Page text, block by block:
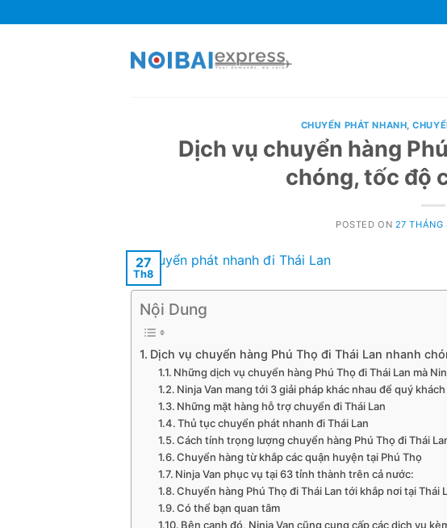
to
CHUYỂN PHÁT NHANH,
Dịch vụ chuyển hàng
chóng, tốc độ
POSTED ON 27 THÁNG
27
Th8
Nội Dung
Dịch vụ chuyển hàng Phú Thọ đi Thái Lan nhanh
Những dịch vụ chuyển hàng Phú Thọ đi Thái Lan mà
Ninja Van mang tới 3 giải pháp khác nhau để quý
Những mặt hàng hỗ trợ chuyển đi Thái Lan
Thủ tục chuyển phát nhanh đi Thái Lan
Cách tính trọng lượng chuyển hàng Phú Thọ đi Thái
Chuyển hàng từ khắp các quận huyện tại Phú Thọ
Ninja Van phục vụ tại 63 tỉnh thành trên cả nước:
Chuyển hàng Phú Thọ đi Thái Lan tới khắp nơi tại Thái
Có thể bạn quan tâm
Bên cạnh đó, Ninja Van cũng cung cấp các dịch vụ